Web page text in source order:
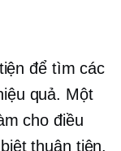
để tìm các
quả. Một
cho điều
thuận tiện.